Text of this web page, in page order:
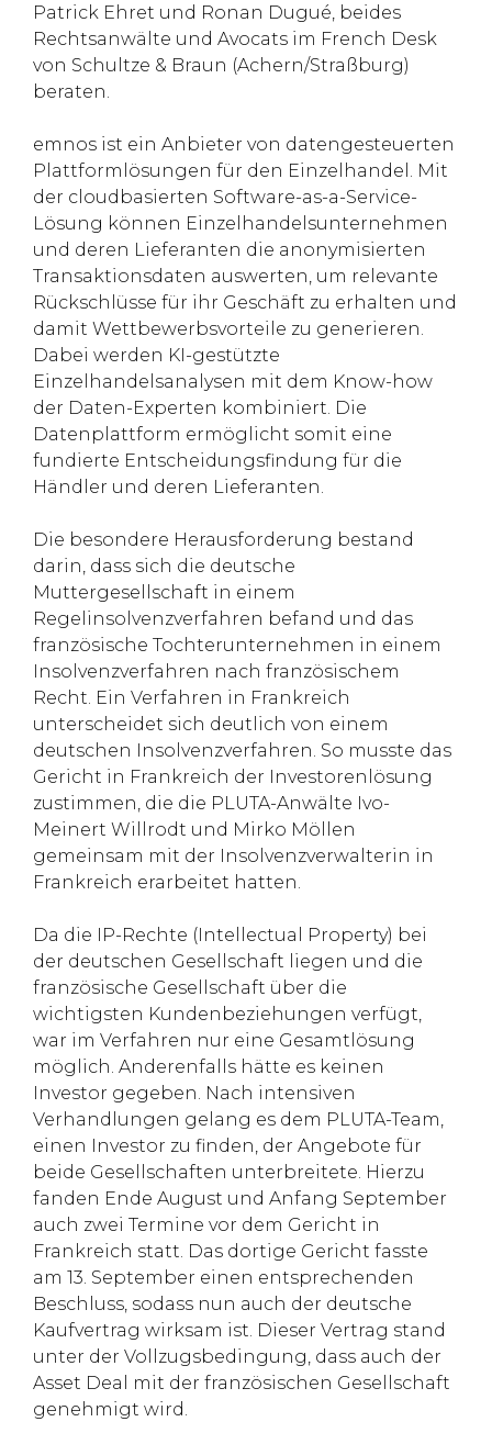
Patrick Ehret und Ronan Dugué, beides
Rechtsanwälte und Avocats im French Desk
von Schultze & Braun (Achern/Straßburg)
beraten.
emnos ist ein Anbieter von datengesteuerten
Plattformlösungen für den Einzelhandel. Mit
der cloudbasierten Software-as-a-Service-
Lösung können Einzelhandelsunternehmen
und deren Lieferanten die anonymisierten
Transaktionsdaten auswerten, um relevante
Rückschlüsse für ihr Geschäft zu erhalten und
damit Wettbewerbsvorteile zu generieren.
Dabei werden KI-gestützte
Einzelhandelsanalysen mit dem Know-how
der Daten-Experten kombiniert. Die
Datenplattform ermöglicht somit eine
fundierte Entscheidungsfindung für die
Händler und deren Lieferanten.
Die besondere Herausforderung bestand
darin, dass sich die deutsche
Muttergesellschaft in einem
Regelinsolvenzverfahren befand und das
französische Tochterunternehmen in einem
Insolvenzverfahren nach französischem
Recht. Ein Verfahren in Frankreich
unterscheidet sich deutlich von einem
deutschen Insolvenzverfahren. So musste das
Gericht in Frankreich der Investorenlösung
zustimmen, die die PLUTA-Anwälte Ivo-
Meinert Willrodt und Mirko Möllen
gemeinsam mit der Insolvenzverwalterin in
Frankreich erarbeitet hatten.
Da die IP-Rechte (Intellectual Property) bei
der deutschen Gesellschaft liegen und die
französische Gesellschaft über die
wichtigsten Kundenbeziehungen verfügt,
war im Verfahren nur eine Gesamtlösung
möglich. Anderenfalls hätte es keinen
Investor gegeben. Nach intensiven
Verhandlungen gelang es dem PLUTA-Team,
einen Investor zu finden, der Angebote für
beide Gesellschaften unterbreitete. Hierzu
fanden Ende August und Anfang September
auch zwei Termine vor dem Gericht in
Frankreich statt. Das dortige Gericht fasste
am 13. September einen entsprechenden
Beschluss, sodass nun auch der deutsche
Kaufvertrag wirksam ist. Dieser Vertrag stand
unter der Vollzugsbedingung, dass auch der
Asset Deal mit der französischen Gesellschaft
genehmigt wird.